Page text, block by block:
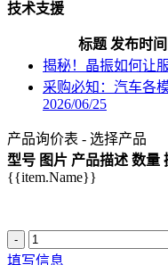
技术支援
标题 发布时间
揭秘！晶振如何让
采购必知：汽车各
2026/06/25
产品询价表 - 选择产品
型号 图片 产品描述 数量
{{item.Name}}
-
填写信息